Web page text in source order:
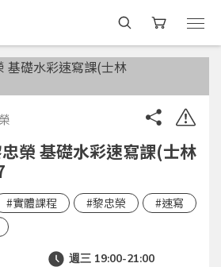
榮 基礎水彩速寫課(士林
#實體課程 #黎忠榮
#速寫
週三 19:00-21:00